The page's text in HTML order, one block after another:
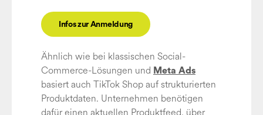
Infos zur Anmeldung
Ähnlich wie bei klassischen Social-
Commerce-Lösungen und Meta Ads
basiert auch TikTok Shop auf strukturierten
Produktdaten. Unternehmen benötigen